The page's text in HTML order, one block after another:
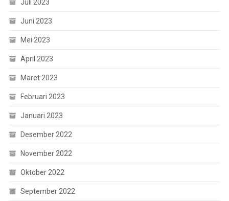
Juli 2023
Juni 2023
Mei 2023
April 2023
Maret 2023
Februari 2023
Januari 2023
Desember 2022
November 2022
Oktober 2022
September 2022